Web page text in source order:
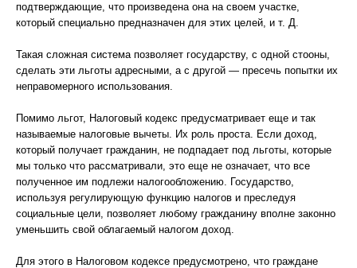
подтверждающие, что произведена она на своем участке,
который специально предназначен для этих целей, и т. Д.
Такая сложная система позволяет государству, с одной стооны,
сделать эти льготы адресными, а с другой — пресечь попытки их
неправомерного использования.
Помимо льгот, Налоговый кодекс предусматривает еще и так
называемые налоговые вычеты. Их роль проста. Если доход,
который получает гражданин, не подпадает под льготы, которые
мы только что рассматривали, это еще не означает, что все
полученное им подлежи налогообложению. Государство,
используя регулирующую функцию налогов и преследуя
социальные цели, позволяет любому гражданину вполне законно
уменьшить свой облагаемый налогом доход.
Для этого в Налоговом кодексе предусмотрено, что граждане